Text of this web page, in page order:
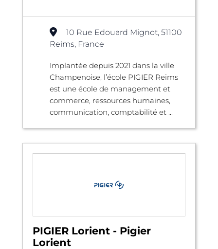
10 Rue Edouard Mignot, 51100
Reims, France
Implantée depuis 2021 dans la ville
Champenoise, l’école PIGIER Reims
est une école de management et
commerce, ressources humaines,
communication, comptabilité et ...
PIGIER Lorient - Pigier
Lorient